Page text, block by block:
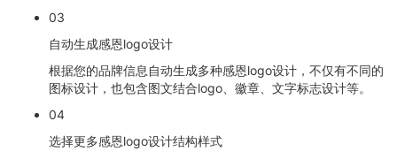
03
自动生成感恩logo设计
根据您的品牌信息自动生成多种感恩logo设计，不仅有不同的
图标设计，也包含图文结合logo、徽章、文字标志设计等。
04
选择更多感恩logo设计结构样式